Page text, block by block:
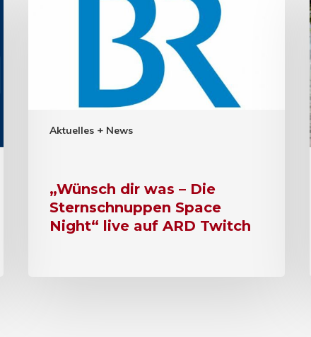
Aktuelles + News
„Wünsch dir was – Die
Sternschnuppen Space
Night“ live auf ARD Twitch